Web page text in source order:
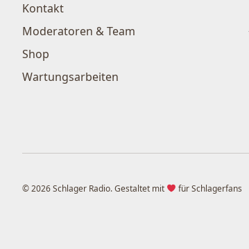
Kontakt
Moderatoren & Team
Shop
Wartungsarbeiten
© 2026 Schlager Radio. Gestaltet mit für Schlagerfans